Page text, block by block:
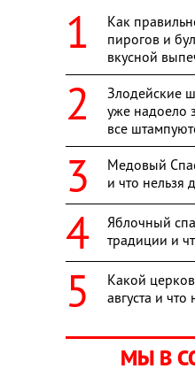
Как
пирогов и
вкусной
Злодейские
уже надоело
все
Медовый
и что нельзя
Яблочный
традиции и
Какой
августа и что
МЫ В